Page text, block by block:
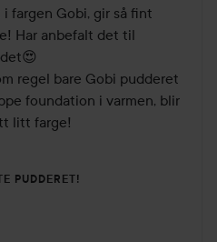
fargen Gobi, gir så fint
Har anbefalt det til
regel bare Gobi pudderet
foundation i varmen, blir
PUDDERET!